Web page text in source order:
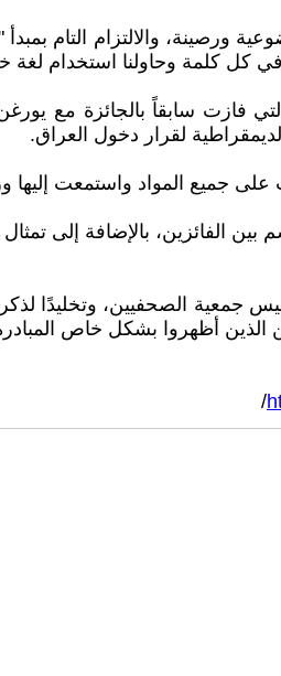
والالتزام التام
كلمة وحاولنا استخدام لغة
لقرار دخول العراق.
نقدية قدرها ٢٥٠٠٠ كرونة دانمركية تُقسم
أظهروا بشكل خاص
/